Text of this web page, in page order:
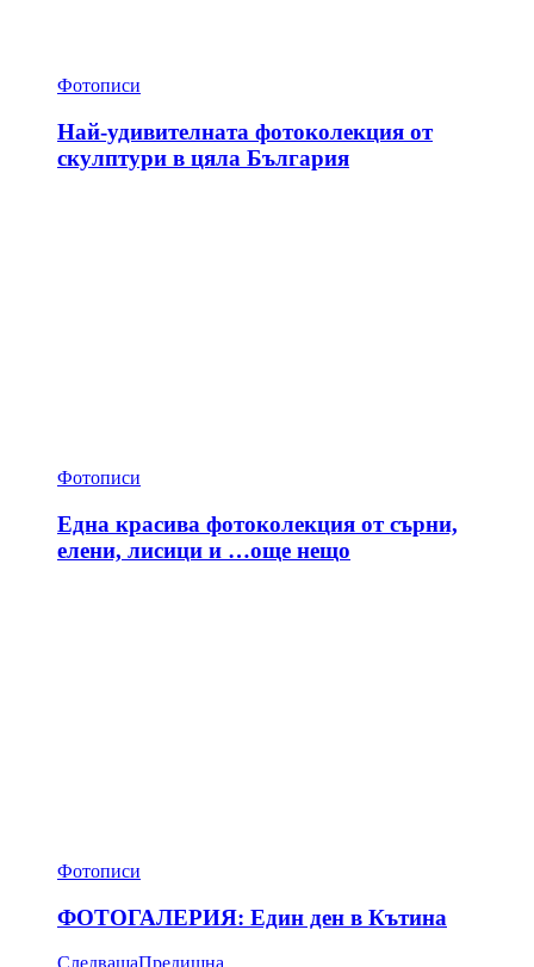
Фотописи
Най-удивителната фотоколекция от
скулптури в цяла България
Фотописи
Една красива фотоколекция от сърни,
елени, лисици и …още нещо
Фотописи
ФОТОГАЛЕРИЯ: Един ден в Кътина